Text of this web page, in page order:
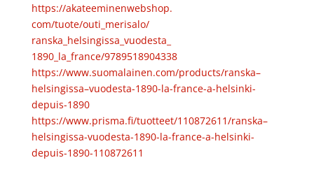
https://akateeminenwebshop.
com/tuote/outi_merisalo/
ranska_helsingissa_vuodesta_
1890_la_france/9789518904338
https://www.suomalainen.com/products/ranska–
helsingissa–vuodesta-1890-la-france-a-helsinki-
depuis-1890
https://www.prisma.fi/tuotteet/110872611/ranska–
helsingissa-vuodesta-1890-la-france-a-helsinki-
depuis-1890-110872611